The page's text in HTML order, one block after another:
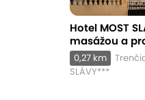
Hotel MOST
masážou a
0,27 km
SLÁVY***